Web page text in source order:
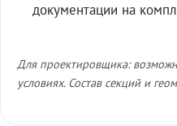
документации на
Для проектировщика:
условиях. Состав секций и